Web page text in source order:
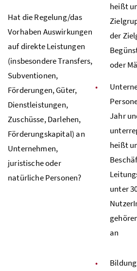
Hat die Regelung/das
Vorhaben Auswirkungen
auf direkte Leistungen
(insbesondere Transfers,
Subventionen,
Förderungen, Güter,
Dienstleistungen,
Zuschüsse, Darlehen,
Förderungskapital) an
Unternehmen,
juristische oder
natürliche Personen?
heißt
der
oder
Jahr
heißt
unter
an